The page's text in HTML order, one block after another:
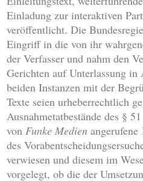
Einladung zur interaktiven
veröffentlicht. Die
Eingriff in die von ihr
der Verfasser und nahm den
Gerichten auf Unterlassung
beiden Instanzen mit der
Texte seien urheberrechtlich
Ausnahmetatbestände des §
vonFunke Medien
des
verwiesen und diesem im
vorgelegt, ob die der